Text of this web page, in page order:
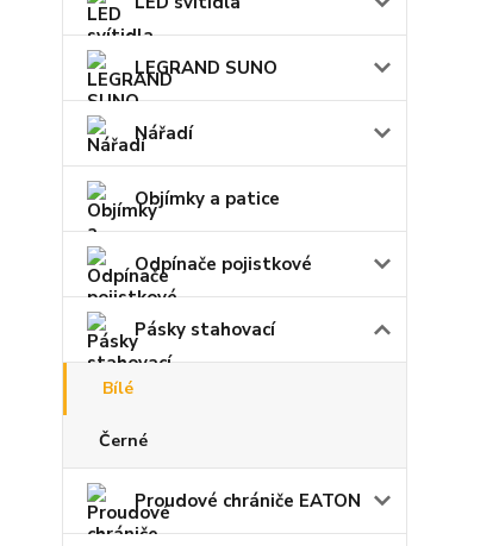
LEGRAND SUNO
Nářadí
Objímky a patice
Odpínače pojistkové
Pásky stahovací
Bílé
Černé
Proudové chrániče EATON